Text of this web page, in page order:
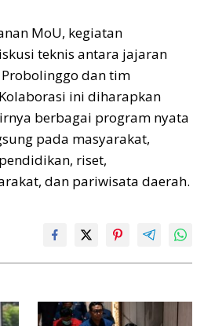
MoU, kegiatan
teknis antara jajaran
dan tim
ini diharapkan
berbagai program nyata
pada masyarakat,
riset,
dan pariwisata daerah.